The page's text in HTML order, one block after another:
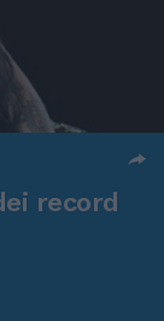
record